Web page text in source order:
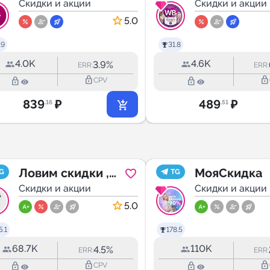
Скидки и акции
5.0
4.0K ERR:3.9%
lock_outline lock_outlineCPV
839.16 ₽
31.8
Скидки и акции
4.6K ERR:
lock_outline lock_outline
489.51 ₽
Ловим скидки ,
промокоды,
распродажи,
Скидки и акции
5.0
68.7K ERR:4.5%
lock_outline lock_outlineCPV
TG
178.5
МояСкидка
Скидки и акции
110K ERR:
lock_outline lock_outline